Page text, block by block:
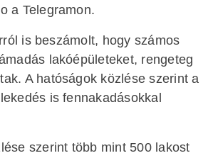
a Telegramon.
is beszámolt, hogy számos
lakóépületeket, rengeteg
A hatóságok közlése szerint a
is fennakadásokkal
szerint több mint 500 lakost